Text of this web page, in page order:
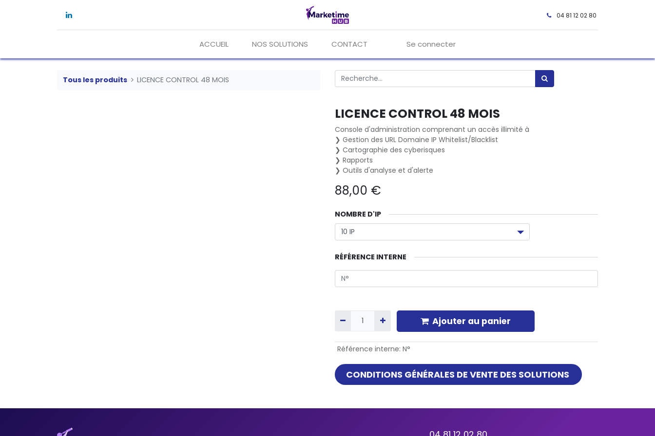
04 81 12 02 80 ​
ACCUEIL NOS SOLUTIONS CONTACT Se connecter
Tous les produits LICENCE CONTROL 48 MOIS
LICENCE CONTROL 48 MOIS
Console d'administration comprenant un accès illimité à
❯ Gestion des URL Domaine IP Whitelist/Blacklist
❯ Cartographie des cyberisques
❯ Rapports
❯ Outils d'analyse et d'alerte
88,00 €
NOMBRE D'IP
RÉFÉRENCE INTERNE
Ajouter au panier
Référence interne: N°
CONDITIONS GÉNÉRALES DE VENTE DES SOLUTIONS